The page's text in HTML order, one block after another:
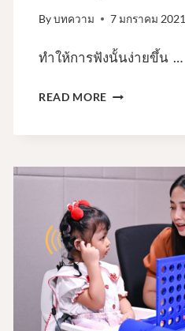
Byบทความ 7 มกราคม 2021
ทำให้การฟังนั้นง่ายขึ้น …
READ MORE ช่วย
ถึง
เป้า
หมาย
ใน
การ